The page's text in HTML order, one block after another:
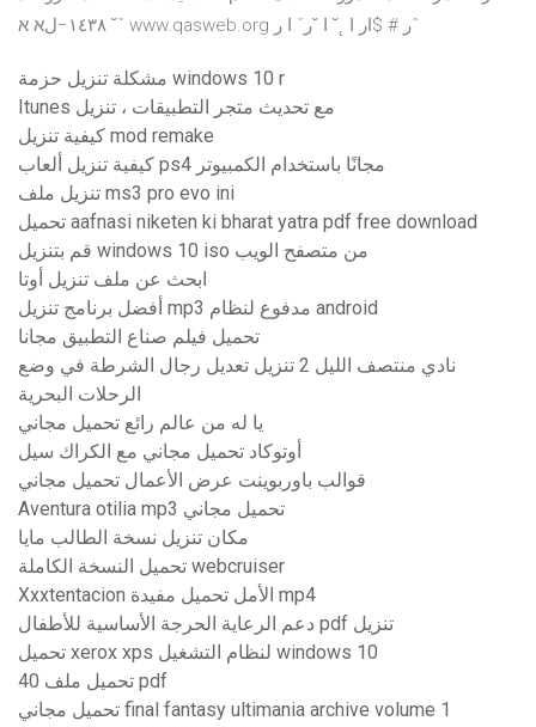
١٤٣٨−لא א ˘ˇ www.qasweb.org ر # $ار ا ˛˘ ا ˘رˇ ا رˆ
مشكلة تنزيل حزمة windows 10 r
Itunes مع تحديث متجر التطبيقات ، تنزيل
كيفية تنزيل mod remake
كيفية تنزيل ألعاب ps4 مجانًا باستخدام الكمبيوتر
تنزيل ملف ms3 pro evo ini
تحميل aafnasi niketen ki bharat yatra pdf free download
قم بتنزيل windows 10 iso من متصفح الويب
ابحث عن ملف تنزيل أوتا
أفضل برنامج تنزيل mp3 مدفوع لنظام android
تحميل فيلم صناع التطبيق مجانا
نادي منتصف الليل 2 تنزيل تعديل رجال الشرطة في وضع
الرحلات البحرية
يا له من عالم رائع تحميل مجاني
أوتوكاد تحميل مجاني مع الكراك سيل
قوالب باوربوينت عرض الأعمال تحميل مجاني
Aventura otilia mp3 تحميل مجاني
مكان تنزيل نسخة الطالب مايا
تحميل النسخة الكاملة webcruiser
Xxxtentacion الأمل تحميل مفيدة mp4
دعم الرعاية الحرجة الأساسية للأطفال pdf تنزيل
تحميل xerox xps لنظام التشغيل windows 10
40 تحميل ملف pdf
تحميل مجاني final fantasy ultimania archive volume 1